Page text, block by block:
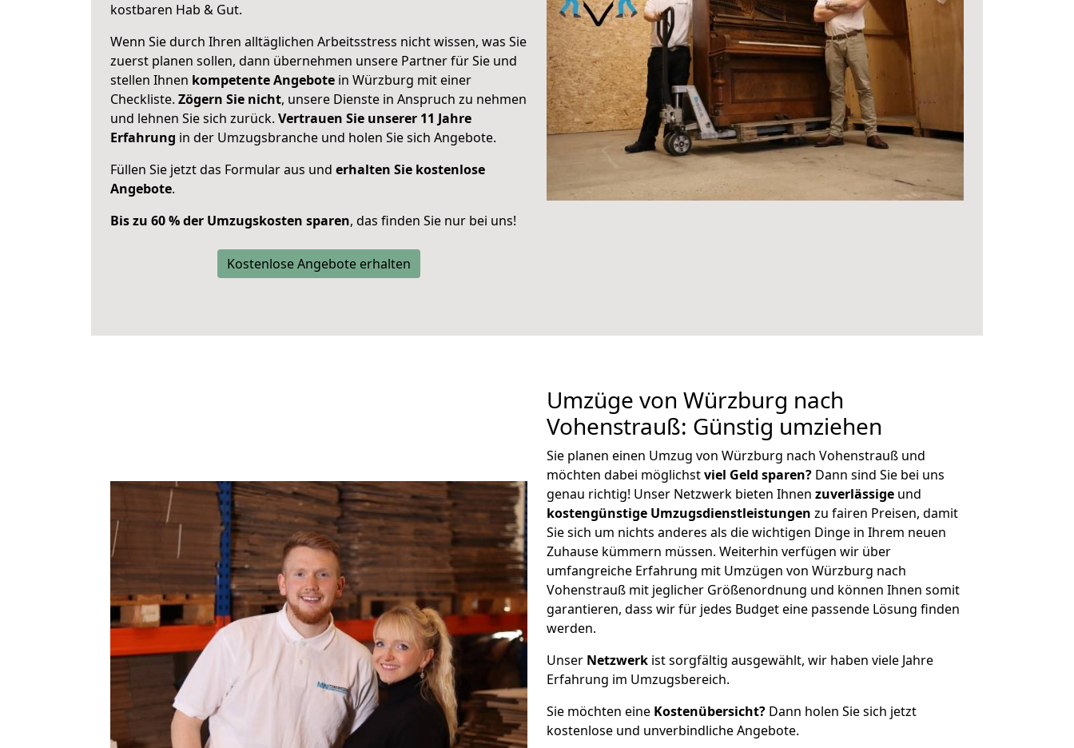
kostbaren Hab & Gut.
Wenn Sie durch Ihren alltäglichen Arbeitsstress nicht wissen, was Sie
zuerst planen sollen, dann übernehmen unsere Partner für Sie und
stellen Ihnen kompetente Angebote in Würzburg mit einer
Checkliste. Zögern Sie nicht, unsere Dienste in Anspruch zu nehmen
und lehnen Sie sich zurück. Vertrauen Sie unserer 11 Jahre
Erfahrung in der Umzugsbranche und holen Sie sich Angebote.
Füllen Sie jetzt das Formular aus und erhalten Sie kostenlose
Angebote.
Bis zu 60 % der Umzugskosten sparen, das finden Sie nur bei uns!
Kostenlose Angebote erhalten
Umzüge von Würzburg nach
Vohenstrauß: Günstig umziehen
Sie planen einen Umzug von Würzburg nach Vohenstrauß und
möchten dabei möglichstviel Geld sparen? Dann sind Sie bei uns
genau richtig! Unser Netzwerk bieten Ihnen zuverlässige und
kostengünstige Umzugsdienstleistungen zu fairen Preisen, damit
Sie sich um nichts anderes als die wichtigen Dinge in Ihrem neuen
Zuhause kümmern müssen. Weiterhin verfügen wir über
umfangreiche Erfahrung mit Umzügen von Würzburg nach
Vohenstrauß mit jeglicher Größenordnung und können Ihnen somit
garantieren, dass wir für jedes Budget eine passende Lösung finden
werden.
Unser Netzwerk ist sorgfältig ausgewählt, wir haben viele Jahre
Erfahrung im Umzugsbereich.
Sie möchten eine Kostenübersicht? Dann holen Sie sich jetzt
kostenlose und unverbindliche Angebote.